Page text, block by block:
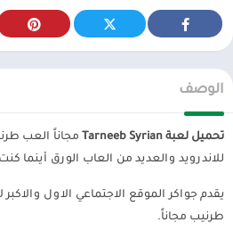
الوصف
تحميل لعبة Tarneeb Syrian
للاندرويد والعديد من العاب الورق أينما
يقدم جواكر الموقع الاجتماعي الاول
طرنيب مجاناً.